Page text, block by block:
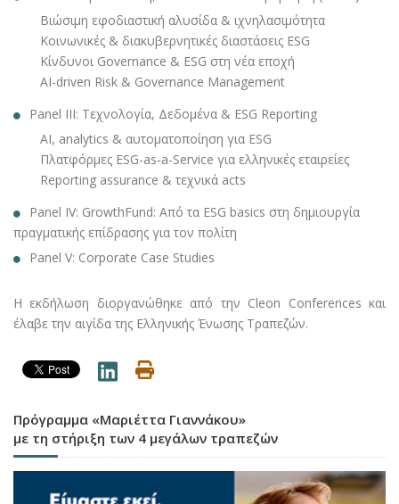
Βιώσιμη εφοδιαστική αλυσίδα & ιχνηλασιμότητα
Κοινωνικές & διακυβερνητικές διαστάσεις ESG
Κίνδυνοι Governance & ESG στη νέα εποχή
AI-driven Risk & Governance Management
Panel III: Τεχνολογία, Δεδομένα & ESG Reporting
AI, analytics & αυτοματοποίηση για ESG
Πλατφόρμες ESG-as-a-Service για ελληνικές εταιρείες
Reporting assurance & τεχνικά acts
Panel IV: GrowthFund: Από τα ESG basics στη δημιουργία
πραγματικής επίδρασης για τον πολίτη
Panel V: Corporate Case Studies
Η εκδήλωση διοργανώθηκε από την Cleon Conferences και
έλαβε την αιγίδα της Ελληνικής Ένωσης Τραπεζών.
Πρόγραμμα «Μαριέττα Γιαννάκου»
με τη στήριξη των 4 μεγάλων τραπεζών